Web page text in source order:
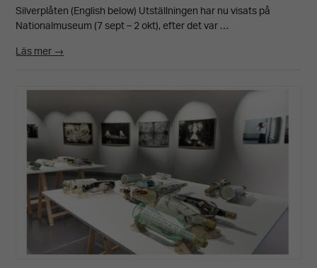
Silverplåten (English below) Utställningen har nu visats på
Nationalmuseum (7 sept – 2 okt), efter det var …
Läs mer →